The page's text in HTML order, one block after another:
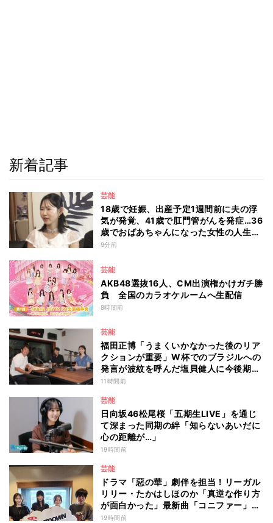
新着記事
芸能
18歳で妊娠、出産予定1週間前に夫の浮
気が発覚、41歳で肛門管がんを発症…36
歳でおばあちゃんになった女性の人生に
島田珠代も思わず涙 『愛のハイエナ
9分前
芸能
AKB48選抜16人、CM出演権かけガチ勝
負 全国のカラオケルームへ生配信
8時間前
芸能
福田正博「うまくいかなかった後のリア
クションが重要」W杯でのブラジルへの
発言が波紋を呼んだ塩貝健人に今後期待
することは？
11時間前
芸能
日向坂46松尾桜「五期生LIVE」を通じ
て深まった同期の絆「知らないあいだに
心の距離が…」
19時間前
芸能
ドラマ「惡の華」劇伴を担当！リーガル
リリー・たかはしほのか「真逆な作り方
が面白かった」最新曲「コニファー」制
作秘話も
19時間前